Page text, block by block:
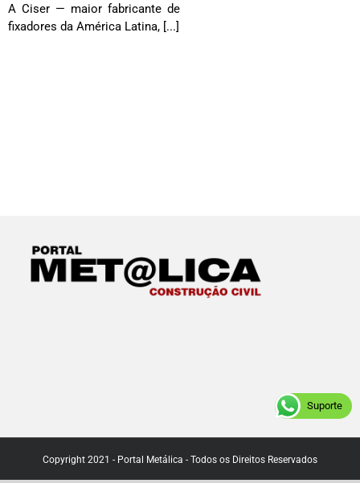
A Ciser — maior fabricante de
fixadores da América Latina, [...]
Copyright 2021 - Portal Metálica - Todos os Direitos Reservados
Suporte